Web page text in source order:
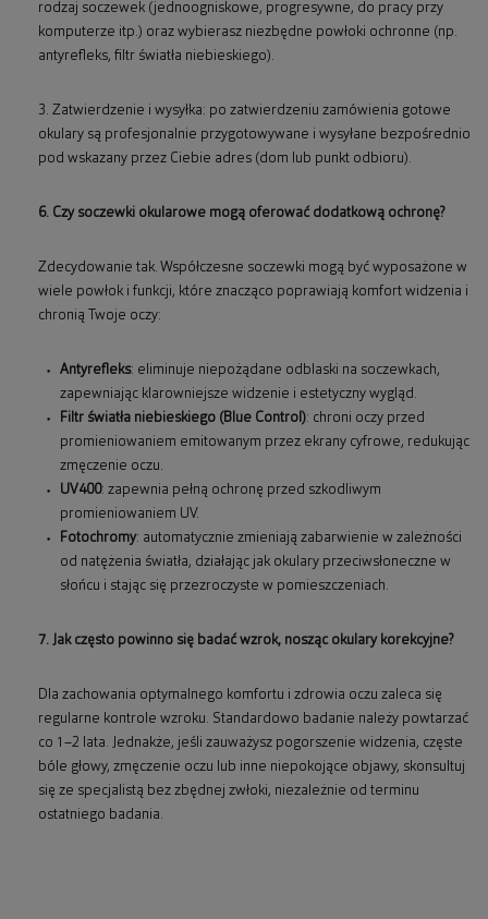
rodzaj soczewek (jednoogniskowe, progresywne, do pracy przy
komputerze itp.) oraz wybierasz niezbędne powłoki ochronne (np.
antyrefleks, filtr światła niebieskiego).
3. Zatwierdzenie i wysyłka: po zatwierdzeniu zamówienia gotowe
okulary są profesjonalnie przygotowywane i wysyłane bezpośrednio
pod wskazany przez Ciebie adres (dom lub punkt odbioru).
6. Czy soczewki okularowe mogą oferować dodatkową ochronę?
Zdecydowanie tak. Współczesne soczewki mogą być wyposażone w
wiele powłok i funkcji, które znacząco poprawiają komfort widzenia i
chronią Twoje oczy:
Antyrefleks: eliminuje niepożądane odblaski na soczewkach,
zapewniając klarowniejsze widzenie i estetyczny wygląd.
Filtr światła niebieskiego (Blue Control): chroni oczy przed
promieniowaniem emitowanym przez ekrany cyfrowe, redukując
zmęczenie oczu.
UV400: zapewnia pełną ochronę przed szkodliwym
promieniowaniem UV.
Fotochromy: automatycznie zmieniają zabarwienie w zależności
od natężenia światła, działając jak okulary przeciwsłoneczne w
słońcu i stając się przezroczyste w pomieszczeniach.
7. Jak często powinno się badać wzrok, nosząc okulary korekcyjne?
Dla zachowania optymalnego komfortu i zdrowia oczu zaleca się
regularne kontrole wzroku. Standardowo badanie należy powtarzać
co 1–2 lata. Jednakże, jeśli zauważysz pogorszenie widzenia, częste
bóle głowy, zmęczenie oczu lub inne niepokojące objawy, skonsultuj
się ze specjalistą bez zbędnej zwłoki, niezależnie od terminu
ostatniego badania.